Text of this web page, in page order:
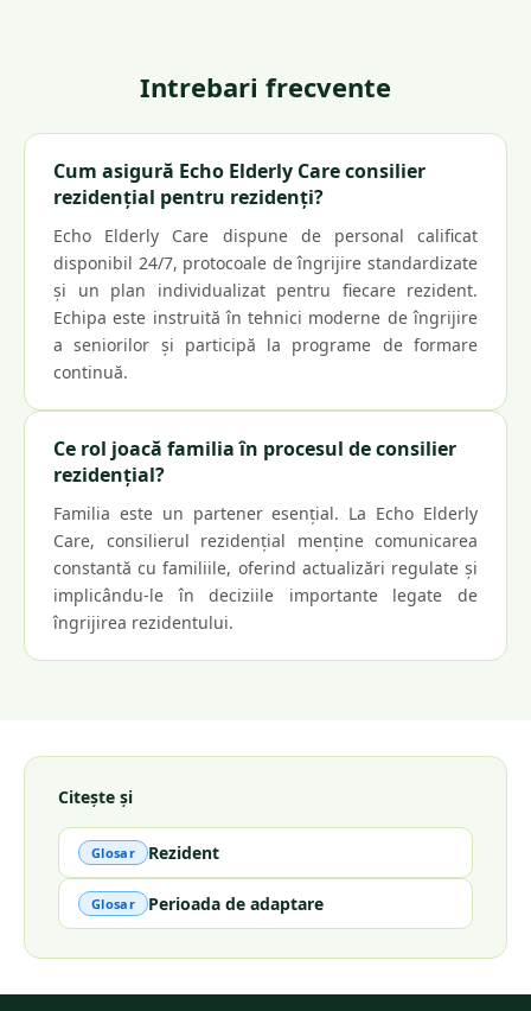
Intrebari frecvente
Cum asigură Echo Elderly Care consilier
rezidențial pentru rezidenți?
Echo Elderly Care dispune de personal calificat
disponibil 24/7, protocoale de îngrijire standardizate
și un plan individualizat pentru fiecare rezident.
Echipa este instruită în tehnici moderne de îngrijire
a seniorilor și participă la programe de formare
continuă.
Ce rol joacă familia în procesul de consilier
rezidențial?
Familia este un partener esențial. La Echo Elderly
Care, consilierul rezidențial menține comunicarea
constantă cu familiile, oferind actualizări regulate și
implicându-le în deciziile importante legate de
îngrijirea rezidentului.
Citește și
Glosar Rezident
Glosar Perioada de adaptare